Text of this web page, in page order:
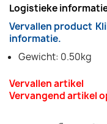
Logistieke
Vervallen product
informatie.
Gewicht: 0.50kg
Vervallen artikel
Vervangend artikel